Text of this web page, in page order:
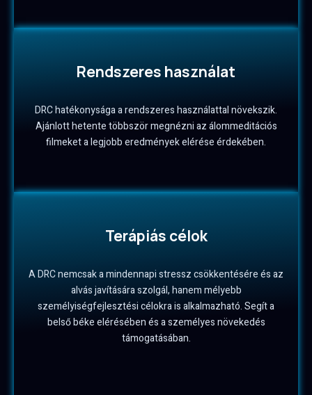
Rendszeres használat
DRC hatékonysága a rendszeres használattal növekszik.
Ajánlott hetente többször megnézni az álommeditációs
filmeket a legjobb eredmények elérése érdekében.
Terápiás célok
A DRC nemcsak a mindennapi stressz csökkentésére és az
alvás javítására szolgál, hanem mélyebb
személyiségfejlesztési célokra is alkalmazható. Segít a
belső béke elérésében és a személyes növekedés
támogatásában.